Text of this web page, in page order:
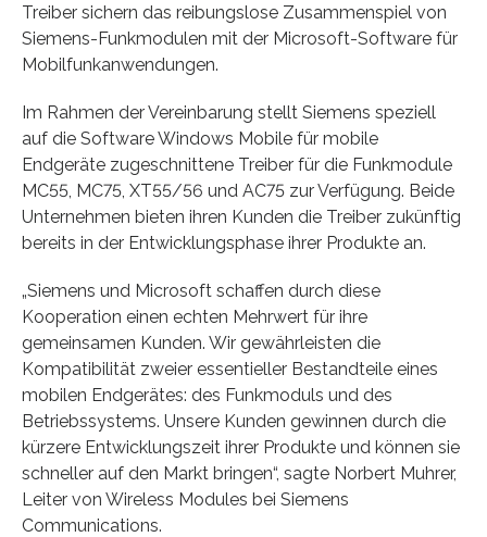
Treiber sichern das reibungslose Zusammenspiel von
Siemens-Funkmodulen mit der Microsoft-Software für
Mobilfunkanwendungen.
Im Rahmen der Vereinbarung stellt Siemens speziell
auf die Software Windows Mobile für mobile
Endgeräte zugeschnittene Treiber für die Funkmodule
MC55, MC75, XT55/56 und AC75 zur Verfügung. Beide
Unternehmen bieten ihren Kunden die Treiber zukünftig
bereits in der Entwicklungsphase ihrer Produkte an.
„Siemens und Microsoft schaffen durch diese
Kooperation einen echten Mehrwert für ihre
gemeinsamen Kunden. Wir gewährleisten die
Kompatibilität zweier essentieller Bestandteile eines
mobilen Endgerätes: des Funkmoduls und des
Betriebssystems. Unsere Kunden gewinnen durch die
kürzere Entwicklungszeit ihrer Produkte und können sie
schneller auf den Markt bringen“, sagte Norbert Muhrer,
Leiter von Wireless Modules bei Siemens
Communications.